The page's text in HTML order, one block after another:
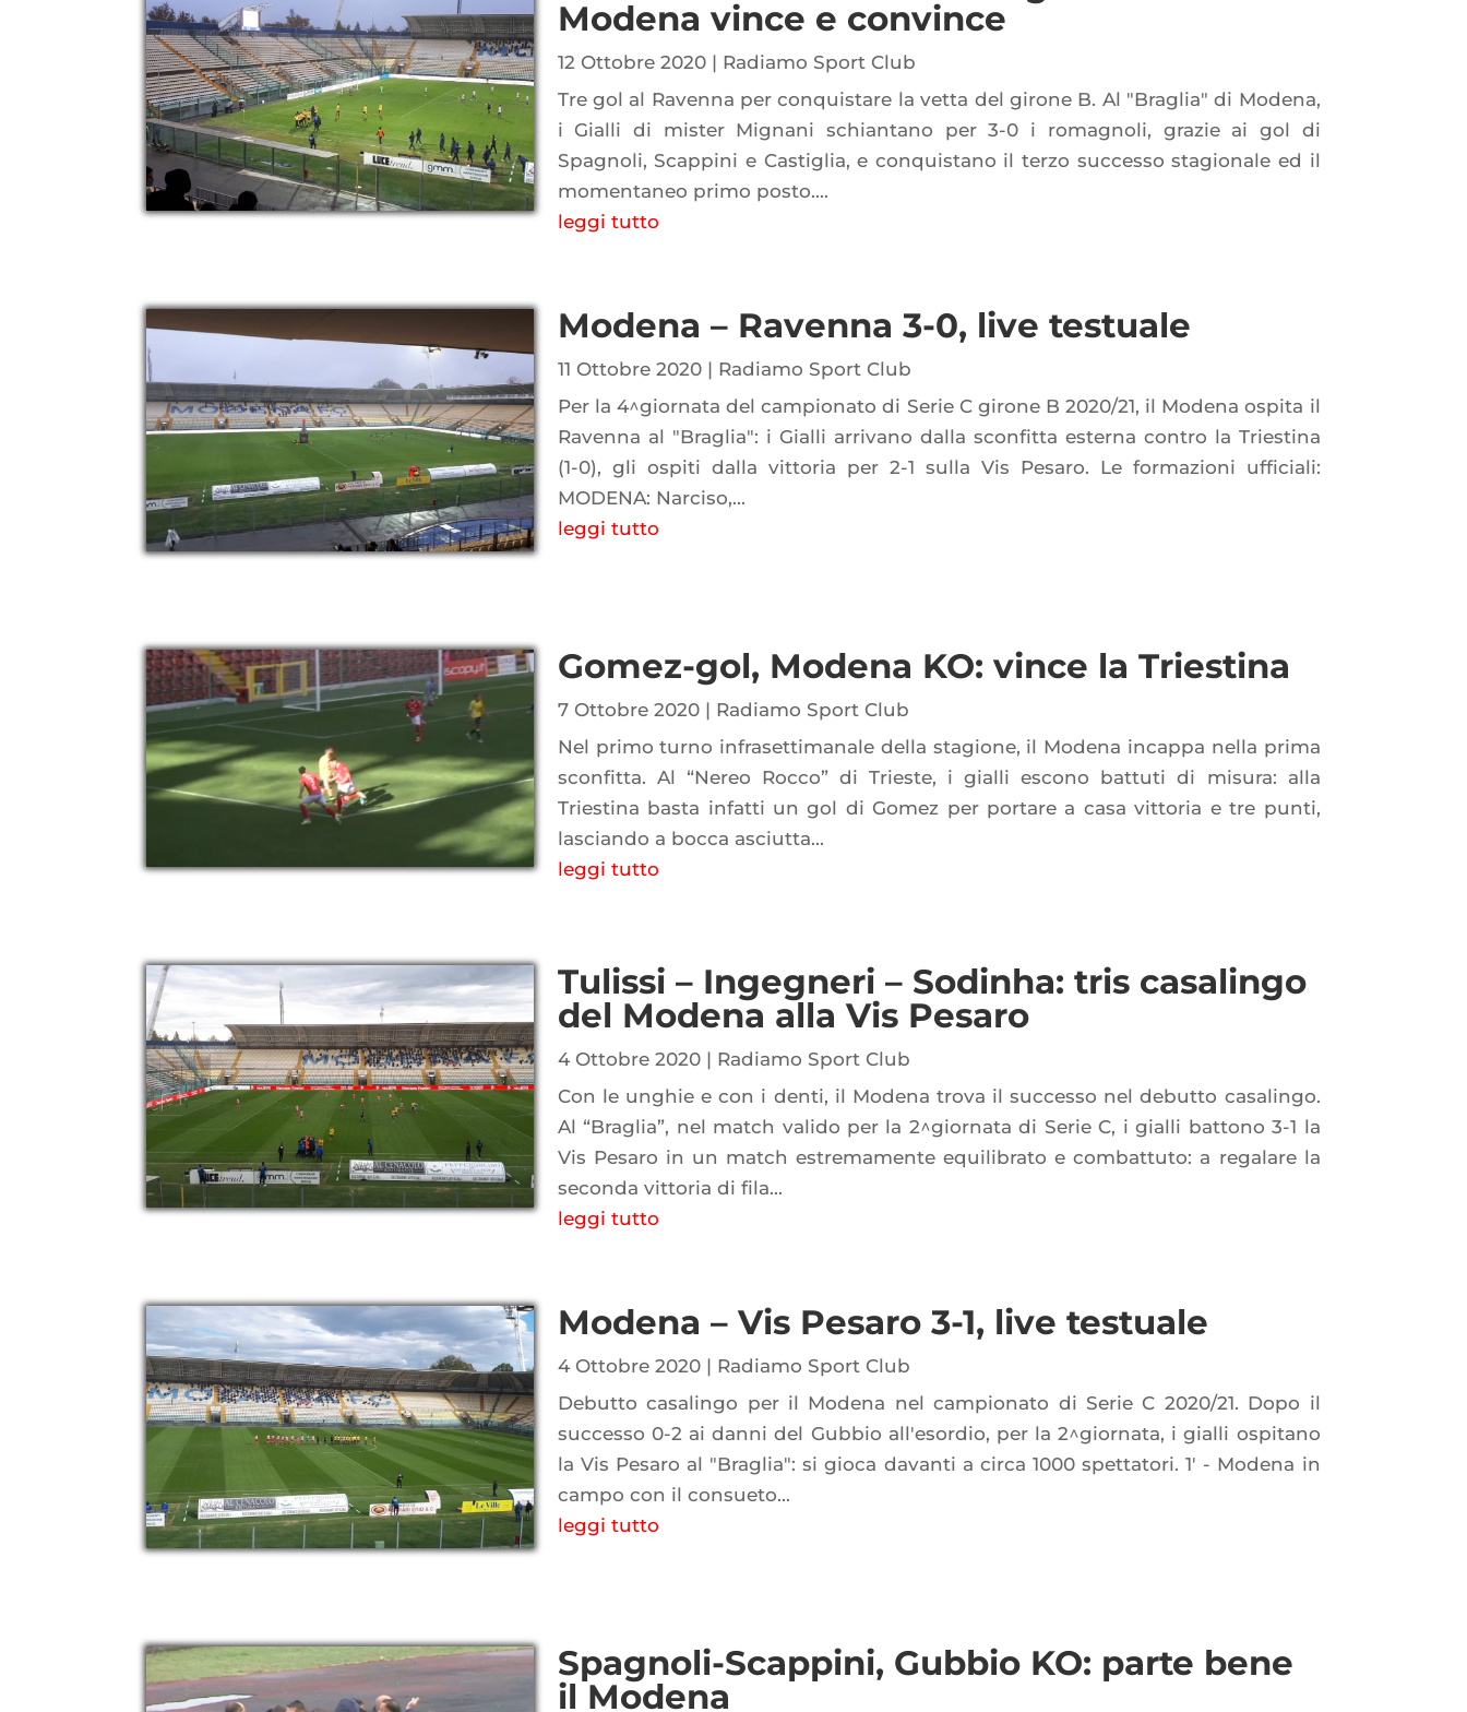
Modena vince e convince
12 Ottobre 2020| Radiamo Sport Club
Tre gol al Ravenna per conquistare la vetta del girone B. Al "Braglia" di Modena,
i Gialli di mister Mignani schiantano per 3-0 i romagnoli, grazie ai gol di
Spagnoli, Scappini e Castiglia, e conquistano il terzo successo stagionale ed il
momentaneo primo posto....
leggi tutto
Modena – Ravenna 3-0, live testuale
11 Ottobre 2020| Radiamo Sport Club
Per la 4^giornata del campionato di Serie C girone B 2020/21, il Modena ospita il
Ravenna al "Braglia": i Gialli arrivano dalla sconfitta esterna contro la Triestina
(1-0), gli ospiti dalla vittoria per 2-1 sulla Vis Pesaro. Le formazioni ufficiali:
MODENA: Narciso,...
leggi tutto
Gomez-gol, Modena KO: vince la Triestina
7 Ottobre 2020| Radiamo Sport Club
Nel primo turno infrasettimanale della stagione, il Modena incappa nella prima
sconfitta. Al “Nereo Rocco” di Trieste, i gialli escono battuti di misura: alla
Triestina basta infatti un gol di Gomez per portare a casa vittoria e tre punti,
lasciando a bocca asciutta...
leggi tutto
Tulissi – Ingegneri – Sodinha: tris casalingo
del Modena alla Vis Pesaro
4 Ottobre 2020| Radiamo Sport Club
Con le unghie e con i denti, il Modena trova il successo nel debutto casalingo.
Al “Braglia”, nel match valido per la 2^giornata di Serie C, i gialli battono 3-1 la
Vis Pesaro in un match estremamente equilibrato e combattuto: a regalare la
seconda vittoria di fila...
leggi tutto
Modena – Vis Pesaro 3-1, live testuale
4 Ottobre 2020| Radiamo Sport Club
Debutto casalingo per il Modena nel campionato di Serie C 2020/21. Dopo il
successo 0-2 ai danni del Gubbio all'esordio, per la 2^giornata, i gialli ospitano
la Vis Pesaro al "Braglia": si gioca davanti a circa 1000 spettatori. 1' - Modena in
campo con il consueto...
leggi tutto
Spagnoli-Scappini, Gubbio KO: parte bene
il Modena